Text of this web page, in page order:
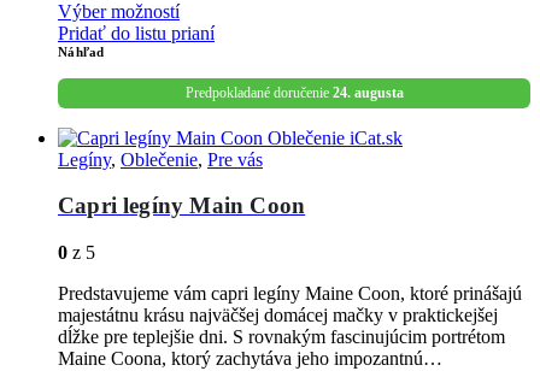
Výber možností
Pridať do listu prianí
Náhľad
Predpokladané doručenie 24. augusta
Legíny, Oblečenie, Pre vás
Capri legíny Main Coon
0 z 5
Predstavujeme vám capri legíny Maine Coon, ktoré prinášajú
majestátnu krásu najväčšej domácej mačky v praktickejšej
dĺžke pre teplejšie dni. S rovnakým fascinujúcim portrétom
Maine Coona, ktorý zachytáva jeho impozantnú…